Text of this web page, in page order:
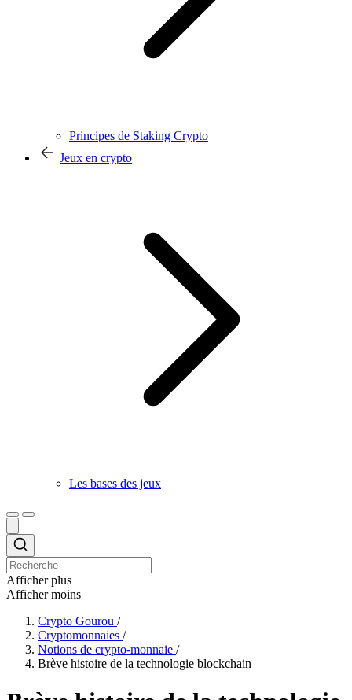
Principes de Staking Crypto
Jeux en crypto
Les bases des jeux
Afficher plus
Afficher moins
Crypto Gourou /
Cryptomonnaies /
Notions de crypto-monnaie /
Brève histoire de la technologie blockchain